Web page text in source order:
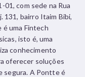
01, com sede na Rua
131, bairro Itaim Bibi,
é uma Fintech
isto é, uma
conhecimento
oferecer soluções
segura. A Pontte é